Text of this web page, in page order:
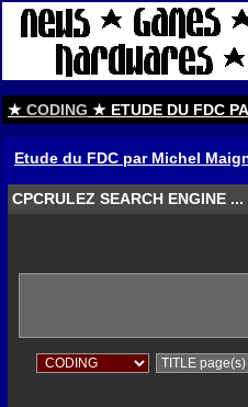
★ CODING ★ ETUDE DU FDC
Etude du FDC par Michel
CPCRULEZ SEARCH ENGINE ...